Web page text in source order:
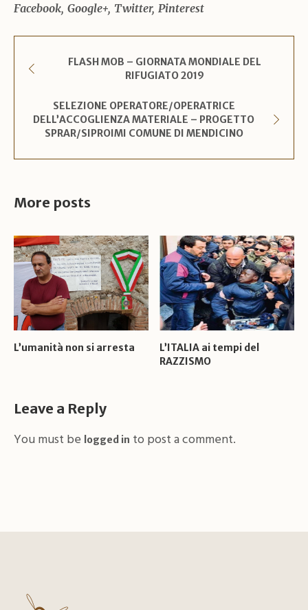
Facebook Google+ Twitter Pinterest
FLASH MOB – GIORNATA MONDIALE DEL
RIFUGIATO 2019
SELEZIONE OPERATORE/OPERATRICE
DELL’ACCOGLIENZA MATERIALE – PROGETTO
SPRAR/SIPROIMI COMUNE DI MENDICINO
More posts
L’umanità non si arresta
L’ITALIA ai tempi del
RAZZISMO
Leave a Reply
You must be logged in to post a comment.